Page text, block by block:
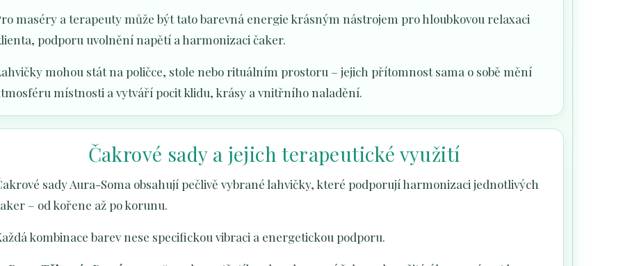
maséry a terapeuty může být tato barevná energie krásným nástrojem pro hloubkovou relaxaci
podporu uvolnění napětí a harmonizaci čaker.
mohou stát na poličce, stole nebo rituálním prostoru – jejich přítomnost sama o sobě mění
místnosti a vytváří pocit klidu, krásy a vnitřního naladění.
Čakrové sady a jejich terapeutické využití
sady Aura-Soma obsahují pečlivě vybrané lahvičky, které podporují harmonizaci jednotlivých
– od kořene až po korunu.
kombinace barev nese specifickou vibraci a energetickou podporu.